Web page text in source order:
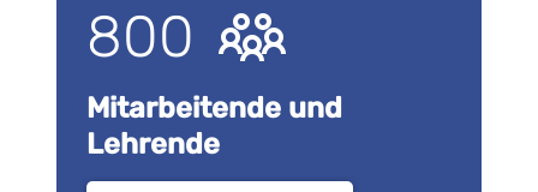
800
Mitarbeitende und
Lehrende